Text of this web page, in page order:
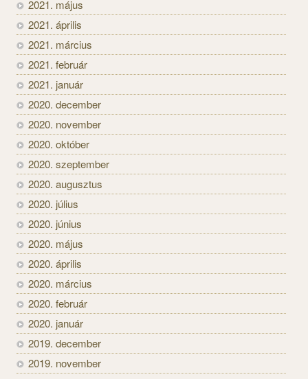
2021. május
2021. április
2021. március
2021. február
2021. január
2020. december
2020. november
2020. október
2020. szeptember
2020. augusztus
2020. július
2020. június
2020. május
2020. április
2020. március
2020. február
2020. január
2019. december
2019. november